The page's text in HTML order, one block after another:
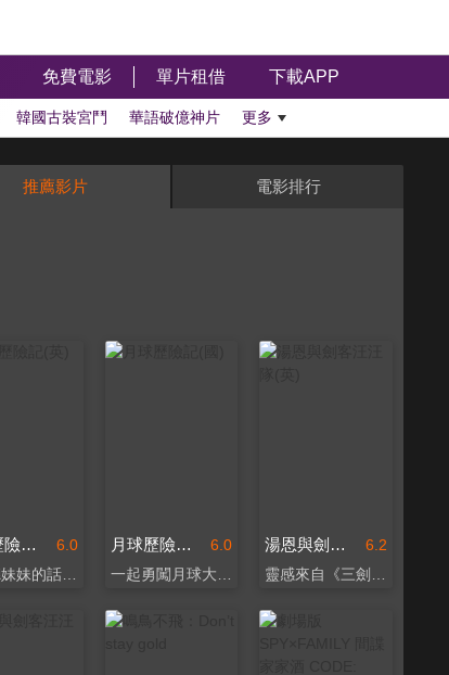
免費電影 單片租借 下載APP
韓國古裝宮鬥 華語破億神片 更多
推薦影片 電影排行
6.0
月球歷險記(英)
有時聽妹妹的話比較保險
6.0
月球歷險記(國)
一起勇闖月球大冒險～
6.2
湯恩與劍客汪汪隊(英)
靈感來自《三劍客》